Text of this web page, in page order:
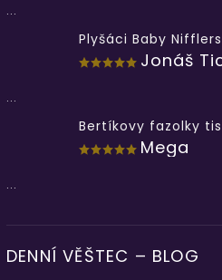
...
Plyšáci Baby Nifflers
Jonáš
...
Bertíkovy fazolky
Mega
...
DENNÍ VĚŠTEC – BLOG